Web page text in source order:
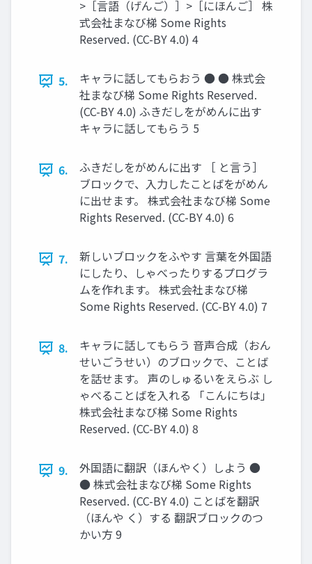
>［言語（げんご）］>［にほんご］ 株
式会社まなび梯 Some Rights
Reserved. (CC-BY 4.0) 4
5.
キャラに話してもらおう ● ● 株式会
社まなび梯 Some Rights Reserved.
(CC-BY 4.0) ふきだしをがめんに出す
キャラに話してもらう 5
6.
ふきだしをがめんに出す ［ と言う］
ブロックで、入力したことばをがめん
に出せます。 株式会社まなび梯 Some
Rights Reserved. (CC-BY 4.0) 6
7.
新しいブロックをふやす 言葉を外国語
にしたり、しゃべったりするプログラ
ムを作れます。 株式会社まなび梯
Some Rights Reserved. (CC-BY 4.0) 7
8.
キャラに話してもらう 音声合成（おん
せいごうせい）のブロックで、ことば
を話せます。 声のしゅるいをえらぶ し
ゃべることばを入れる 「こんにちは」
株式会社まなび梯 Some Rights
Reserved. (CC-BY 4.0) 8
9.
外国語に翻訳（ほんやく）しよう ●
● 株式会社まなび梯 Some Rights
Reserved. (CC-BY 4.0) ことばを翻訳
（ほんや く）する 翻訳ブロックのつ
かい方 9